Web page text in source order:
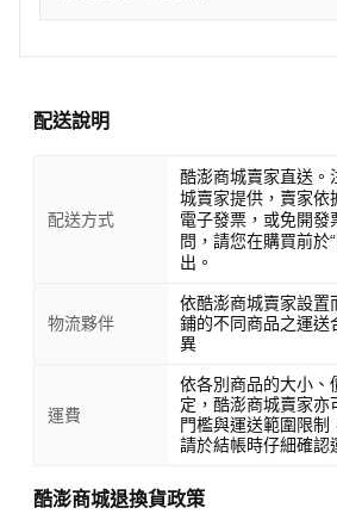
配送說明
配送方式
酷澎商城賣家直送。
城賣家提供，賣家依
電子發票，或免開發
問，請您在購買前於
出。
物流夥伴
依酷澎商城賣家設置
鋪的不同商品之運送
異
運費
依各別商品的大小、
定，酷澎商城賣家亦
門檻與運送範圍限制
請於結帳時仔細確認
酷澎商城退換貨政策